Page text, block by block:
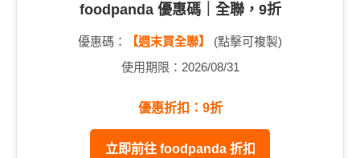
foodpanda 優惠碼｜全聯，9折
優惠碼： 【週末買全聯】
(點擊可複製)
使用期限：2026/08/31
優惠折扣：9折
立即前往 foodpanda 折扣